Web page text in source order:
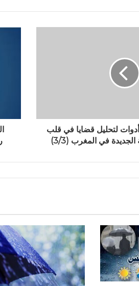
لتحليل قضايا في قلب
في المغرب (3/3)